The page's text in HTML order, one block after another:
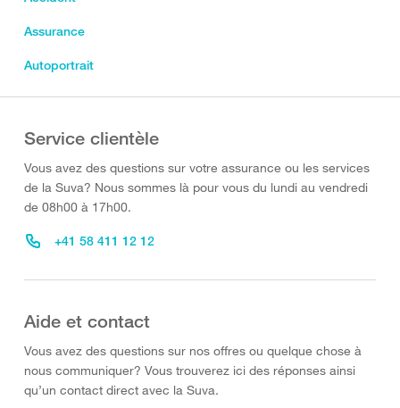
Assurance
Autoportrait
Service clientèle
Vous avez des questions sur votre assurance ou les services
de la Suva? Nous sommes là pour vous du lundi au vendredi
de 08h00 à 17h00.
+41 58 411 12 12
Aide et contact
Vous avez des questions sur nos offres ou quelque chose à
nous communiquer? Vous trouverez ici des réponses ainsi
qu’un contact direct avec la Suva.